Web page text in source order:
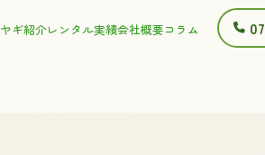
ヤギ紹介レンタル実績会社概要コラム